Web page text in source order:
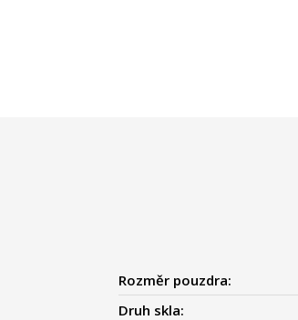
Rozměr pouzdra:
Druh skla: